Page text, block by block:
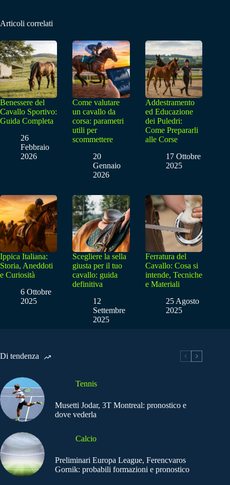
Articoli correlati
Benessere del
Cavallo Sportivo:
Guida Completa
26
Febbraio
2026
Come valutare
un cavallo da
corsa: parametri
utili per
scommettere
20
Gennaio
2026
Addestramento
ed Educazione
dei Puledri:
Come Prepararli
alle Corse
17 Ottobre
2025
Ippica Italiana:
Storia, Aneddoti
e Curiosità
6 Ottobre
2025
Scegliere la sella
giusta per il tuo
cavallo: guida
definitiva
12
Settembre
2025
Ferratura del
Cavallo: Cosa si
intende, Tecniche
e Materiali
25 Agosto
2025
Di tendenza
Tennis
Musetti Jodar, 3T Montreal: pronostico e
dove vederla
Calcio
Preliminari Europa League, Ferencvaros
Gornik: probabili formazioni e pronostico